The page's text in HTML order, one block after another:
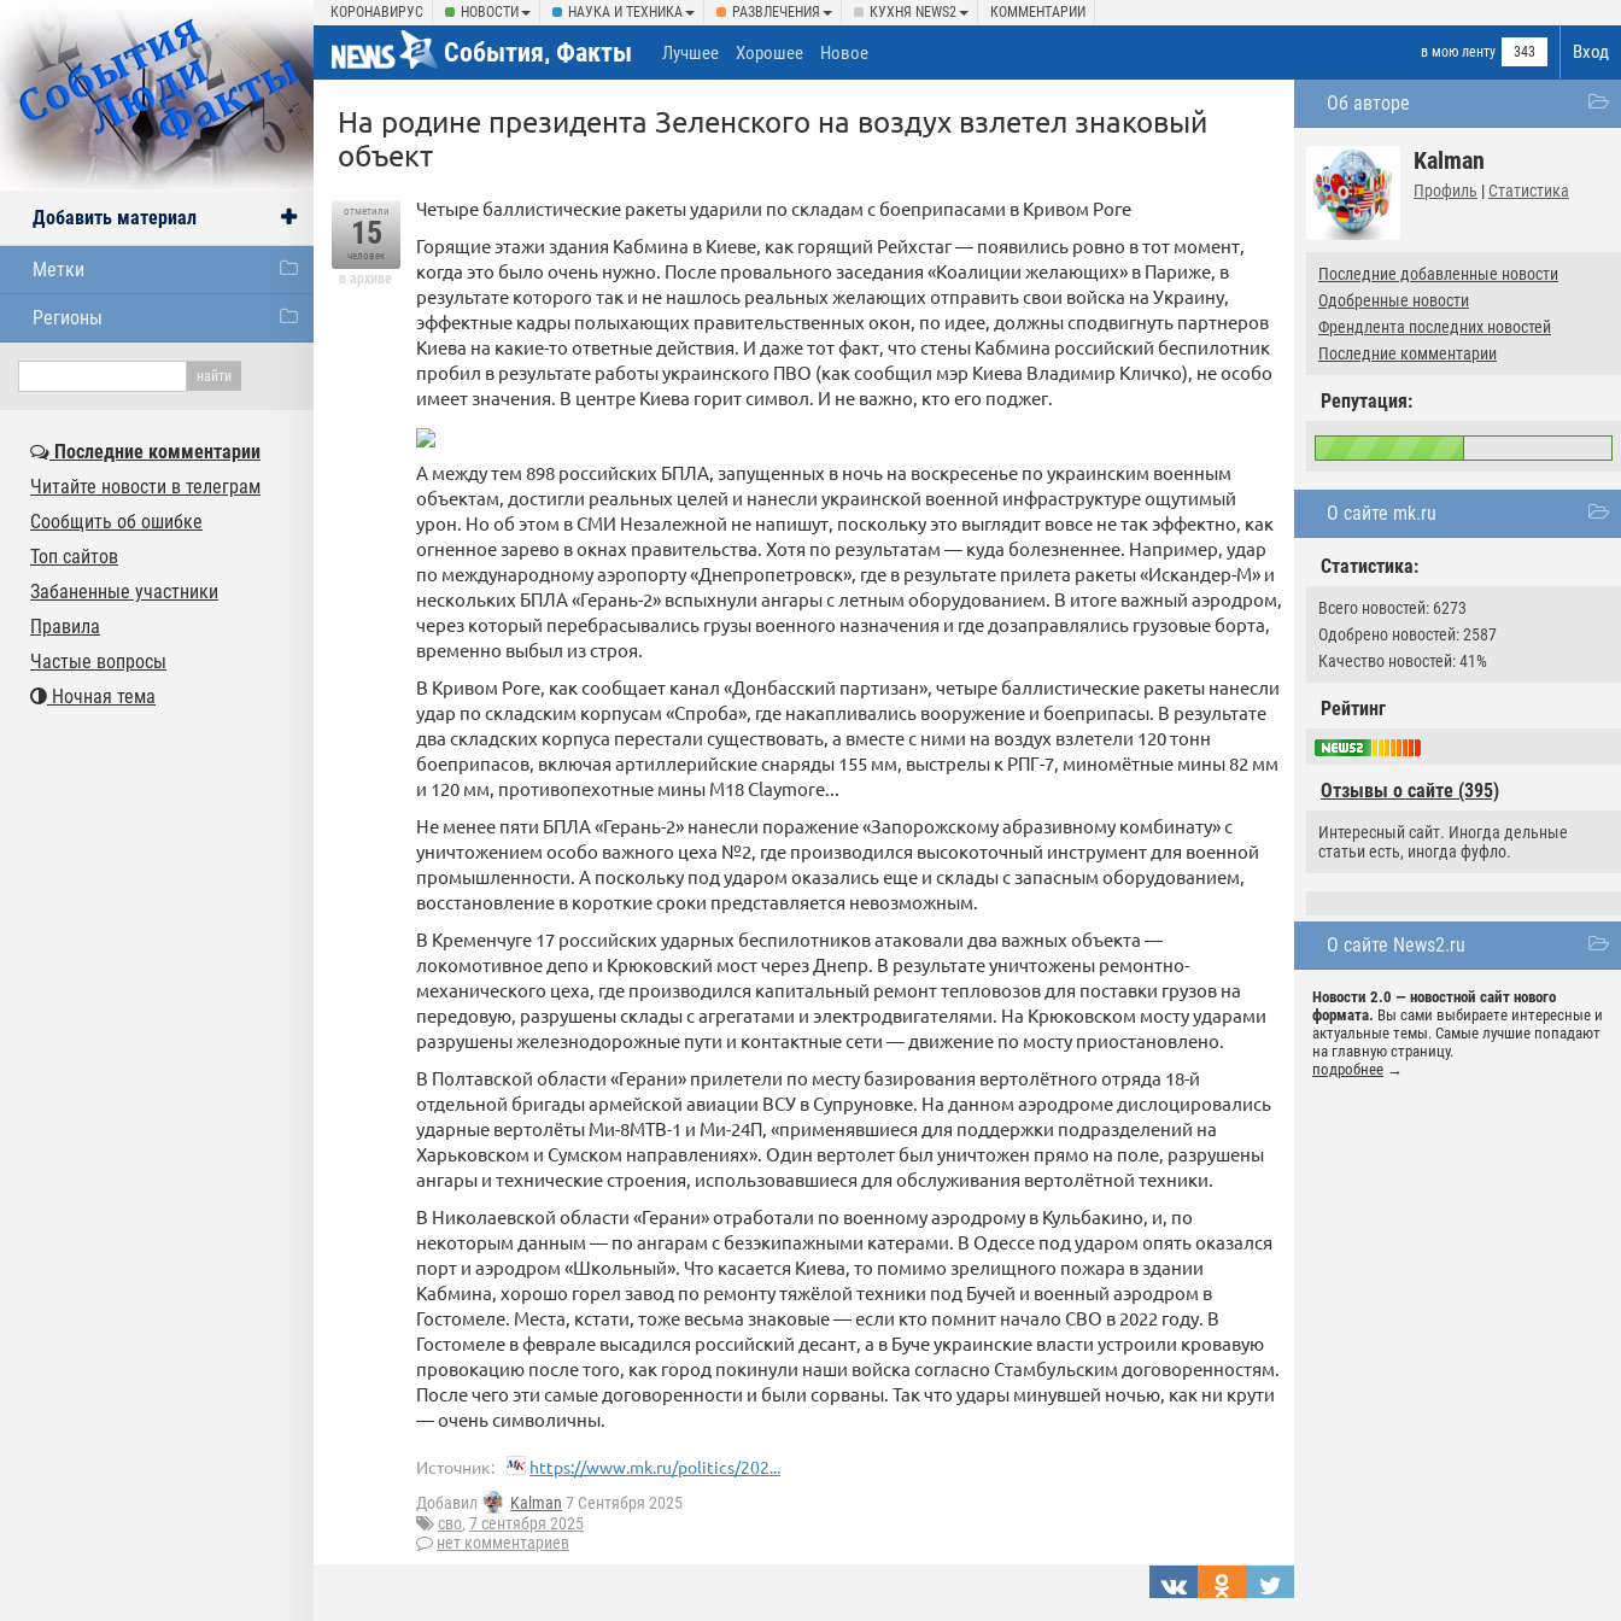
КОРОНАВИРУС НОВОСТИ НАУКА И ТЕХНИКА РАЗВЛЕЧЕНИЯ КУХНЯ NEWS2 КОММЕНТАРИИ
Вход
События, Факты в мою ленту 343
Лучшее Хорошее Новое
Об авторе
Kalman
Профиль | Статистика
Последние добавленные новости
Одобренные новости
Френдлента последних новостей
Последние комментарии
Репутация:
О сайте mk.ru
Статистика:
Всего новостей: 6273
Одобрено новостей: 2587
Качество новостей: 41%
Рейтинг
Отзывы о сайте (395)
Интересный сайт. Иногда дельные
статьи есть, иногда фуфло.
О сайте News2.ru
Новости 2.0 — новостной сайт нового
формата. Вы сами выбираете интересные и
актуальные темы. Самые лучшие попадают
на главную страницу.
подробнее →
На родине президента Зеленского на воздух взлетел знаковый
объект
отметили
15
человек
в архиве
Четыре баллистические ракеты ударили по складам с боеприпасами в Кривом Роге
Горящие этажи здания Кабмина в Киеве, как горящий Рейхстаг — появились ровно в тот момент,
когда это было очень нужно. После провального заседания «Коалиции желающих» в Париже, в
результате которого так и не нашлось реальных желающих отправить свои войска на Украину,
эффектные кадры полыхающих правительственных окон, по идее, должны сподвигнуть партнеров
Киева на какие-то ответные действия. И даже тот факт, что стены Кабмина российский беспилотник
пробил в результате работы украинского ПВО (как сообщил мэр Киева Владимир Кличко), не особо
имеет значения. В центре Киева горит символ. И не важно, кто его поджег.
А между тем 898 российских БПЛА, запущенных в ночь на воскресенье по украинским военным
объектам, достигли реальных целей и нанесли украинской военной инфраструктуре ощутимый
урон. Но об этом в СМИ Незалежной не напишут, поскольку это выглядит вовсе не так эффектно, как
огненное зарево в окнах правительства. Хотя по результатам — куда болезненнее. Например, удар
по международному аэропорту «Днепропетровск», где в результате прилета ракеты «Искандер-М» и
нескольких БПЛА «Герань-2» вспыхнули ангары с летным оборудованием. В итоге важный аэродром,
через который перебрасывались грузы военного назначения и где дозаправлялись грузовые борта,
временно выбыл из строя.
В Кривом Роге, как сообщает канал «Донбасский партизан», четыре баллистические ракеты нанесли
удар по складским корпусам «Спроба», где накапливались вооружение и боеприпасы. В результате
два складских корпуса перестали существовать, а вместе с ними на воздух взлетели 120 тонн
боеприпасов, включая артиллерийские снаряды 155 мм, выстрелы к РПГ-7, миномётные мины 82 мм
и 120 мм, противопехотные мины M18 Claymore...
Не менее пяти БПЛА «Герань-2» нанесли поражение «Запорожскому абразивному комбинату» с
уничтожением особо важного цеха №2, где производился высокоточный инструмент для военной
промышленности. А поскольку под ударом оказались еще и склады с запасным оборудованием,
восстановление в короткие сроки представляется невозможным.
В Кременчуге 17 российских ударных беспилотников атаковали два важных объекта —
локомотивное депо и Крюковский мост через Днепр. В результате уничтожены ремонтно-
механического цеха, где производился капитальный ремонт тепловозов для поставки грузов на
передовую, разрушены склады с агрегатами и электродвигателями. На Крюковском мосту ударами
разрушены железнодорожные пути и контактные сети — движение по мосту приостановлено.
В Полтавской области «Герани» прилетели по месту базирования вертолётного отряда 18-й
отдельной бригады армейской авиации ВСУ в Супруновке. На данном аэродроме дислоцировались
ударные вертолёты Ми-8МТВ-1 и Ми-24П, «применявшиеся для поддержки подразделений на
Харьковском и Сумском направлениях». Один вертолет был уничтожен прямо на поле, разрушены
ангары и технические строения, использовавшиеся для обслуживания вертолётной техники.
В Николаевской области «Герани» отработали по военному аэродрому в Кульбакино, и, по
некоторым данным — по ангарам с безэкипажными катерами. В Одессе под ударом опять оказался
порт и аэродром «Школьный». Что касается Киева, то помимо зрелищного пожара в здании
Кабмина, хорошо горел завод по ремонту тяжёлой техники под Бучей и военный аэродром в
Гостомеле. Места, кстати, тоже весьма знаковые — если кто помнит начало СВО в 2022 году. В
Гостомеле в феврале высадился российский десант, а в Буче украинские власти устроили кровавую
провокацию после того, как город покинули наши войска согласно Стамбульским договоренностям.
После чего эти самые договоренности и были сорваны. Так что удары минувшей ночью, как ни крути
— очень символичны.
Источник: https://www.mk.ru/politics/202...
Добавил Kalman 7 Сентября 2025
сво, 7 сентября 2025
нет комментариев
Добавить материал
Метки
Регионы
Последние комментарии
Читайте новости в телеграм
Сообщить об ошибке
Топ сайтов
Забаненные участники
Правила
Частые вопросы
Ночная тема